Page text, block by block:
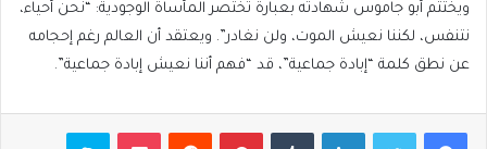
ويختتم أبو جاموس شهادته بعبارة تختصر المأساة الوجودية: “نحن أحياء،
نتنفس، لكننا نعيش الموت، ولن نغادر”. ويعتقد أن العالم رغم إحجامه
عن نطق كلمة “إبادة جماعية”، قد “فهم أننا نعيش إبادة جماعية”.
فيسبوكتويتر لينكدإن بينتيريست بوكيت سكايب